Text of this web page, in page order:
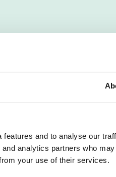
and to analyse our
analytics partners who
your use of their services.
verkligen ditt
aktuella uppdrag.